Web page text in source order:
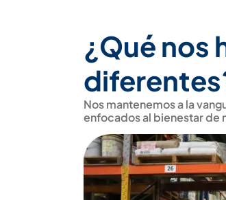
¿Qué nos
Nos mantenemos a la
enfocados al bienestar de